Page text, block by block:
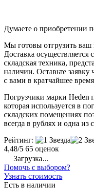
Думаете о приобретении
Мы готовы отгрузить ваш
Доставка осуществляется
складская техника,
наличии. Оставьте
с вами в кратчайшее
Погрузчики марки Heden
которая используется в
складских помещениях
всегда в рублях и одна
Рейтинг:
4,48/5 65 оценок
Загрузка...
Помочь с выбором?
Узнать стоимость
Есть в наличии